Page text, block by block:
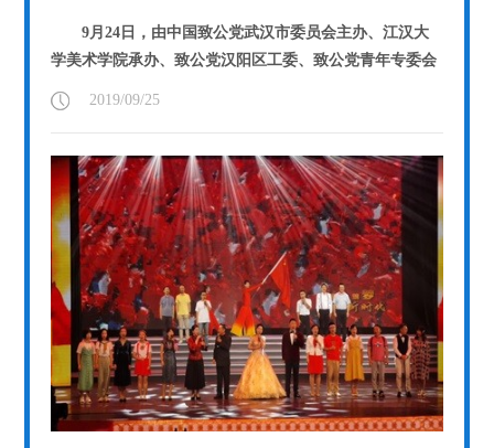
9月24日，由中国致公党武汉市委员会主办、江汉大
学美术学院承办、致公党汉阳区工委、致公党青年专委会
2019/09/25